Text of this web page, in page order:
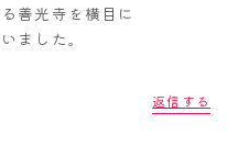
善光寺を横目に
ました。
返信する